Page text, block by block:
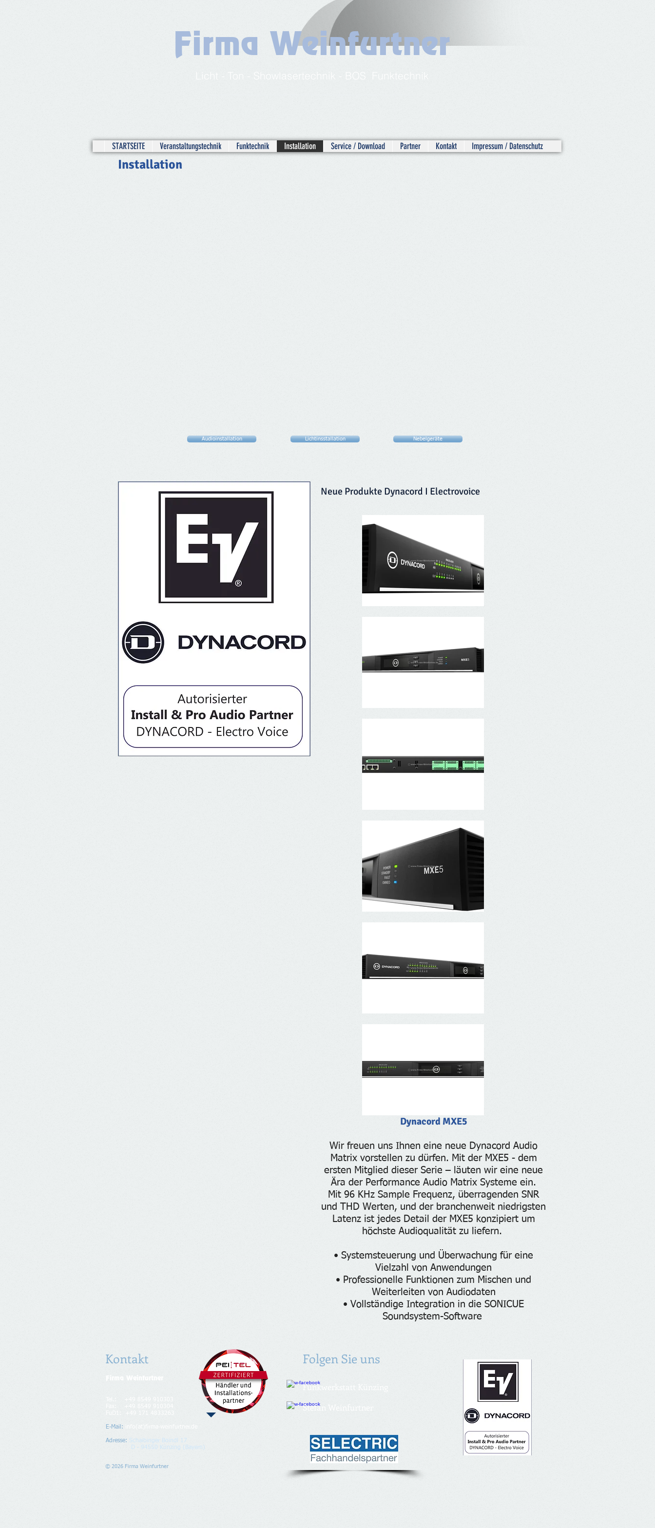
Firma Weinfurtner
Licht - Ton - Showlasertechnik - BOS Funktechnik
______________________
STARTSEITE Veranstaltungstechnik Funktechnik Installation Service / Download Partner Kontakt Impressum / Datenschutz
Installation
Audioinstallation Lichtinsstallation Nebelgeräte
Neue Produkte Dynacord I Electrovoice
Dynacord MXE5
Wir freuen uns Ihnen eine neue Dynacord Audio
Matrix vorstellen zu dürfen. Mit der MXE5 - dem
ersten Mitglied dieser Serie – läuten wir eine neue
Ära der Performance Audio Matrix Systeme ein.
Mit 96 KHz Sample Frequenz, überragenden SNR
und THD Werten, und der branchenweit niedrigsten
Latenz ist jedes Detail der MXE5 konzipiert um
höchste Audioqualität zu liefern.
• Systemsteuerung und Überwachung für eine
Vielzahl von Anwendungen
• Professionelle Funktionen zum Mischen und
Weiterleiten von Audiodaten
• Vollständige Integration in die SONICUE
Soundsystem-Software
Firma Weinfurtner
Tel.: +49 8549 910303
Fax: +49 8549 910304
FuD1: +49 171 4833263
E-Mail: info(at)firma-weinfurtner.de
Adresse: Schaibinger Boindl 17
D - 94550 Künzing (Bayern)
Kontakt Folgen Sie uns
Funkwerkstatt Künzing
© 2026 Firma Weinfurtner
Stefan Weinfurtner